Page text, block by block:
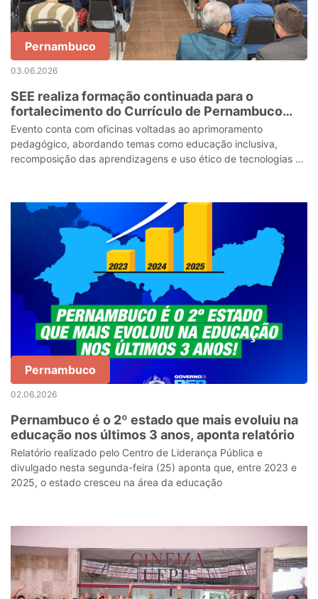
Pernambuco
03.06.2026
SEE realiza formação continuada para o
fortalecimento do Currículo de Pernambuco
nos anos finais do ensino fundamental
Evento conta com oficinas voltadas ao aprimoramento
pedagógico, abordando temas como educação inclusiva,
recomposição das aprendizagens e uso ético de tecnologias no
Pernambuco
02.06.2026
Pernambuco é o 2º estado que mais evoluiu na
educação nos últimos 3 anos, aponta relatório
Relatório realizado pelo Centro de Liderança Pública e
divulgado nesta segunda-feira (25) aponta que, entre 2023 e
2025, o estado cresceu na área da educação